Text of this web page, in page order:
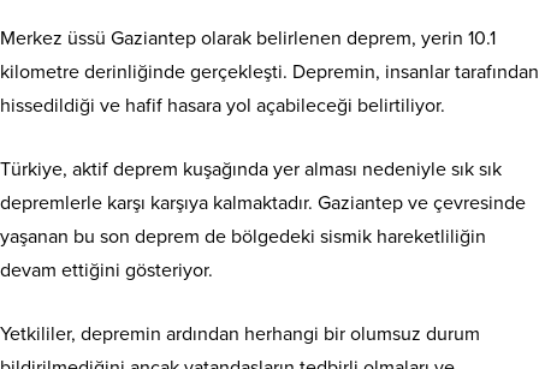
Merkez üssü Gaziantep olarak belirlenen deprem, yerin 10.1
kilometre derinliğinde gerçekleşti. Depremin, insanlar tarafından
hissedildiği ve hafif hasara yol açabileceği belirtiliyor.
Türkiye, aktif deprem kuşağında yer alması nedeniyle sık sık
depremlerle karşı karşıya kalmaktadır. Gaziantep ve çevresinde
yaşanan bu son deprem de bölgedeki sismik hareketliliğin
devam ettiğini gösteriyor.
Yetkililer, depremin ardından herhangi bir olumsuz durum